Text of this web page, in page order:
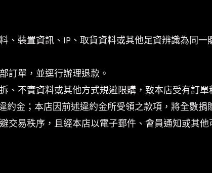
裝置資訊、IP、取貨資料或其他足資辨識為同
訂單，並逕行辦理退款。
、不實資料或其他方式規避限購，致本店受有訂
金；本店因前述違約金所受領之款項，將全數捐
交易秩序，且經本店以電子郵件、會員通知或其